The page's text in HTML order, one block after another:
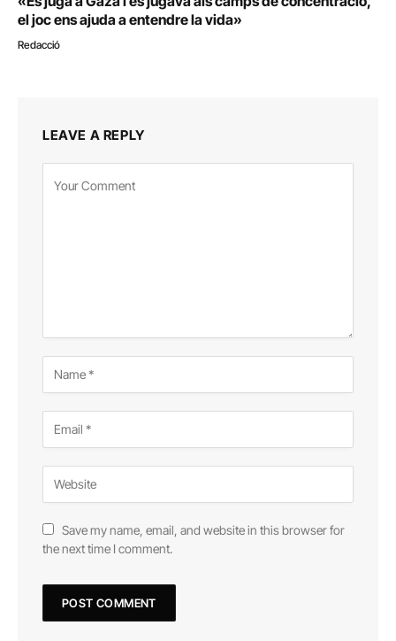
el joc ens ajuda a entendre la vida»
Redacció
LEAVE A REPLY
Save my name, email, and website in this browser for
the next time I comment.